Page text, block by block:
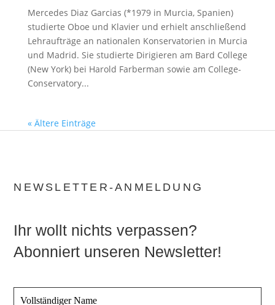
Mercedes Diaz Garcias (*1979 in Murcia, Spanien)
studierte Oboe und Klavier und erhielt anschließend
Lehraufträge an nationalen Konservatorien in Murcia
und Madrid. Sie studierte Dirigieren am Bard College
(New York) bei Harold Farberman sowie am College-
Conservatory...
« Ältere Einträge
NEWSLETTER-ANMELDUNG
Ihr wollt nichts verpassen?
Abonniert unseren Newsletter!